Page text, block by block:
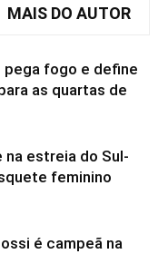
MAIS DO AUTOR
pega fogo e define
as quartas de
na estreia do Sul-
feminino
é campeã na